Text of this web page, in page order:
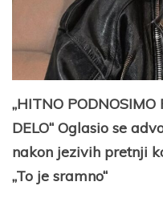
„HITNO
DELO“ Oglasio se
nakon jezivih pretnji
„To je sramno“